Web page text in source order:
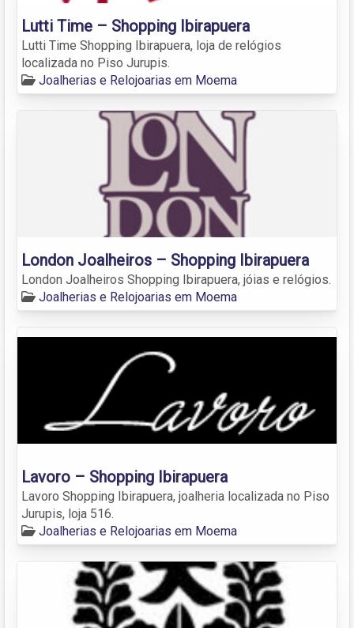
Lutti Time – Shopping Ibirapuera
Lutti Time Shopping Ibirapuera, loja de relógios
localizada no Piso Jurupis.
Joalherias e Relojoarias em Moema
London Joalheiros – Shopping Ibirapuera
London Joalheiros Shopping Ibirapuera, jóias e relógios.
Joalherias e Relojoarias em Moema
Lavoro – Shopping Ibirapuera
Lavoro Shopping Ibirapuera, joalheria localizada no Piso
Jurupis, loja 516.
Joalherias e Relojoarias em Moema